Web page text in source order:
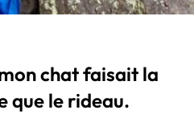
chat faisait la
que le rideau.